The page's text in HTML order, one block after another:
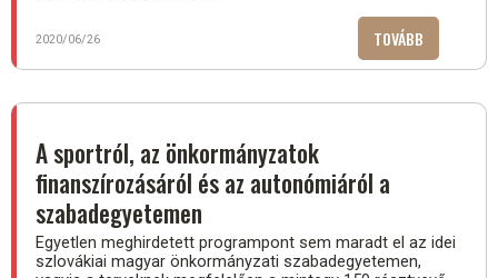
2020/06/26 TOVÁBB
IS
A
A sportról, az önkormányzatok
finanszírozásáról és az autonómiáról a
szabadegyetemen
Egyetlen meghirdetett programpont sem maradt el az idei
szlovákiai magyar önkormányzati szabadegyetemen,